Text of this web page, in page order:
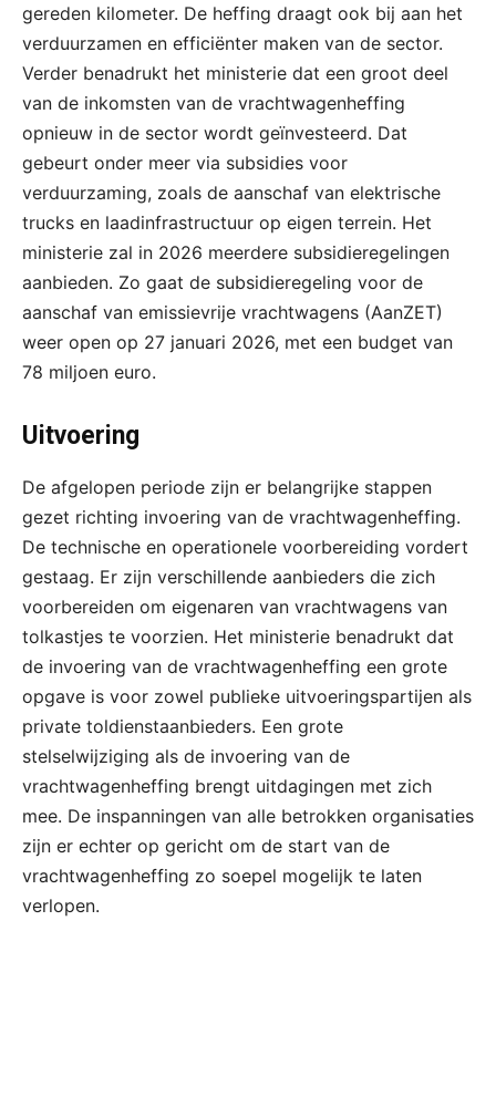
gereden kilometer. De heffing draagt ook bij aan het
verduurzamen en efficiënter maken van de sector.
Verder benadrukt het ministerie dat een groot deel
van de inkomsten van de vrachtwagenheffing
opnieuw in de sector wordt geïnvesteerd. Dat
gebeurt onder meer via subsidies voor
verduurzaming, zoals de aanschaf van elektrische
trucks en laadinfrastructuur op eigen terrein. Het
ministerie zal in 2026 meerdere subsidieregelingen
aanbieden. Zo gaat de subsidieregeling voor de
aanschaf van emissievrije vrachtwagens (AanZET)
weer open op 27 januari 2026, met een budget van
78 miljoen euro.
Uitvoering
De afgelopen periode zijn er belangrijke stappen
gezet richting invoering van de vrachtwagenheffing.
De technische en operationele voorbereiding vordert
gestaag. Er zijn verschillende aanbieders die zich
voorbereiden om eigenaren van vrachtwagens van
tolkastjes te voorzien. Het ministerie benadrukt dat
de invoering van de vrachtwagenheffing een grote
opgave is voor zowel publieke uitvoeringspartijen als
private toldienstaanbieders. Een grote
stelselwijziging als de invoering van de
vrachtwagenheffing brengt uitdagingen met zich
mee. De inspanningen van alle betrokken organisaties
zijn er echter op gericht om de start van de
vrachtwagenheffing zo soepel mogelijk te laten
verlopen.